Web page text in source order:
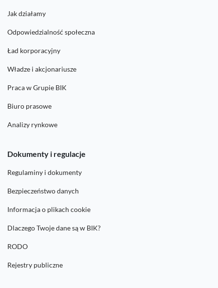
Jak działamy
Odpowiedzialność społeczna
Ład korporacyjny
Władze i akcjonariusze
Praca w Grupie BIK
Biuro prasowe
Analizy rynkowe
Dokumenty i regulacje
Regulaminy i dokumenty
Bezpieczeństwo danych
Informacja o plikach cookie
Dlaczego Twoje dane są w BIK?
RODO
Rejestry publiczne